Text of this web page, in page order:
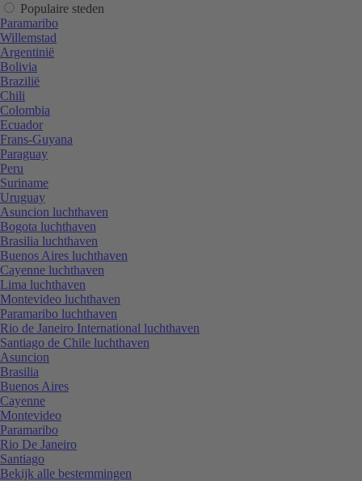
Populaire steden
Paramaribo
Willemstad
Argentinië
Bolivia
Brazilië
Chili
Colombia
Ecuador
Frans-Guyana
Paraguay
Peru
Suriname
Uruguay
Asuncion luchthaven
Bogota luchthaven
Brasilia luchthaven
Buenos Aires luchthaven
Cayenne luchthaven
Lima luchthaven
Montevideo luchthaven
Paramaribo luchthaven
Rio de Janeiro International luchthaven
Santiago de Chile luchthaven
Asuncion
Brasilia
Buenos Aires
Cayenne
Montevideo
Paramaribo
Rio De Janeiro
Santiago
Bekijk alle bestemmingen